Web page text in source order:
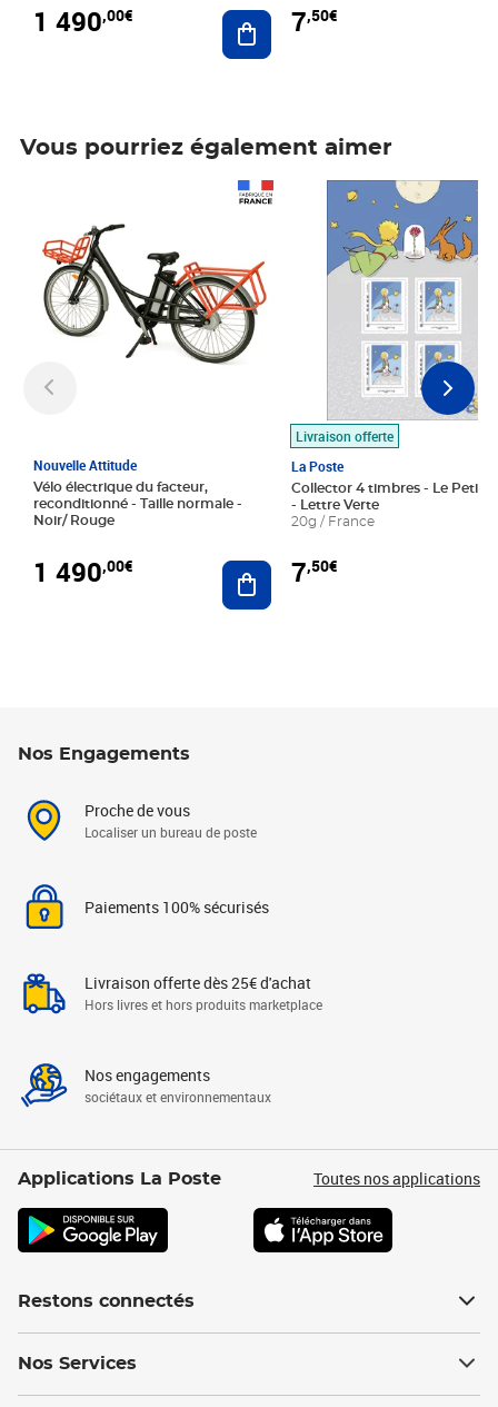
1 490,00€ Ajouter au panier
7,50€
Vous pourriez également aimer
Nouvelle Attitude
Vélo électrique du facteur,
reconditionné - Taille normale -
Noir/ Rouge
1 490,00€ Ajouter au panier
Livraison offerte
La Poste
Collector 4 timbres - Le Petit
- Lettre Verte
20g / France
7,50€
Prix 7,50€
Nos Engagements
Proche de vous
Localiser un bureau de poste
Paiements 100% sécurisés
Livraison offerte dès 25€ d'achat
Hors livres et hors produits marketplace
Nos engagements
sociétaux et environnementaux
Applications La Poste Toutes nos applications
Restons connectés
Nos Services